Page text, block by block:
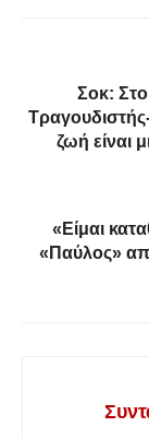
Σοκ:
ζωή είναι
«Είμαι
«Παύλος»